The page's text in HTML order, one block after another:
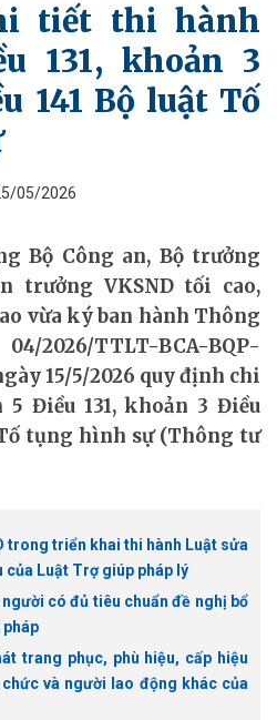
tiết thi hành
131, khoản 3
141 Bộ luật Tố
05/2026
Bộ Công an, Bộ trưởng
trưởng VKSND tối cao,
vừa ký ban hành Thông
TTLT-BCA-BQP-
15/5/2026 quy định chi
Điều 131, khoản 3 Điều
Tố tụng hình sự (Thông tư
trong triển khai thi hành Luật sửa
Luật Trợ giúp pháp lý
có đủ tiêu chuẩn đề nghị bổ
trang phục, phù hiệu, cấp hiệu
và người lao động khác của